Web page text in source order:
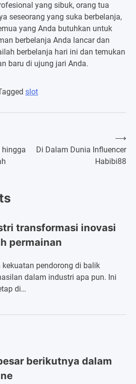
yang sibuk, orang tua
seseorang yang suka berbelanja,
yang Anda butuhkan untuk
berbelanja Anda lancar dan
berbelanja hari ini dan temukan
baru di ujung jari Anda.
slot
hingga
Di Dalam Dunia Influencer
Habibi88
⟶
transformasi inovasi
permainan
kekuatan pendorong di balik
dalam industri apa pun. Ini
di…
berikutnya dalam